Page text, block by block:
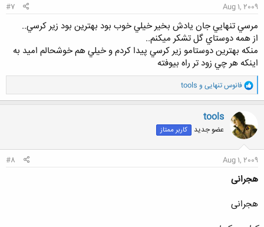
Aug 1, 2009
#7
مرسي تنهايي جان يادش بخير خيلي خوب بود بهترين بود زير كرسي..
از همه دوستاي گل تشكر ميكنم..
منكه بهترين دوستامو زير كرسي پيدا كردم و خيلي هم خوشحالم اميد به
اينكه هر چي زود تر راه بيوفته
و
ا
ک
ن
ش
ه
ا
فانوس تنهایی و tools
tools
عضو جدید کاربر ممتاز
Aug 1, 2009
#8
هجرانی
هجرانی